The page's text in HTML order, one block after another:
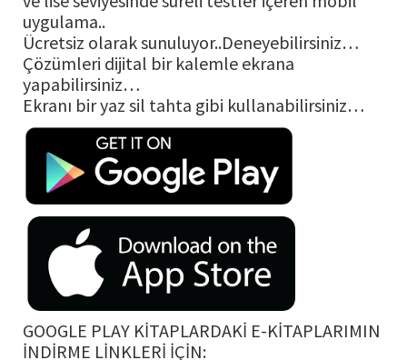
uygulama..
Ücretsiz olarak sunuluyor..Deneyebilirsiniz…
Çözümleri dijital bir kalemle ekrana
yapabilirsiniz…
Ekranı bir yaz sil tahta gibi kullanabilirsiniz…
GOOGLE PLAY KİTAPLARDAKİ E-KİTAPLARIMIN
İNDİRME LİNKLERİ İÇİN: